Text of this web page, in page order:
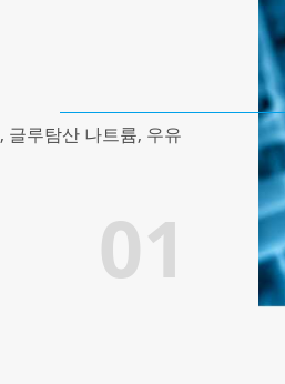
글루탐산 나트륨, 우유
01